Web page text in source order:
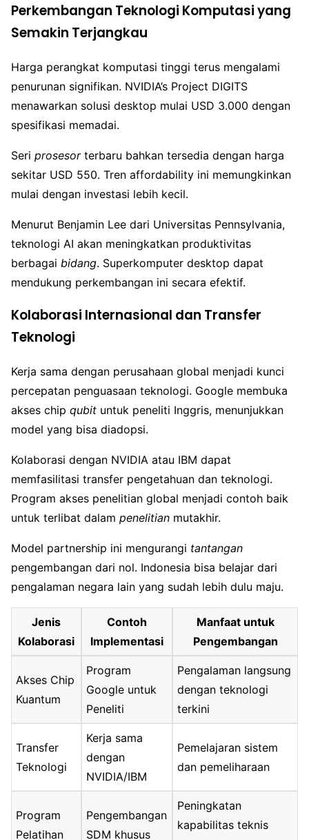
Perkembangan Teknologi Komputasi yang
Semakin Terjangkau
Harga perangkat komputasi tinggi terus mengalami
penurunan signifikan. NVIDIA’s Project DIGITS
menawarkan solusi desktop mulai USD 3.000 dengan
spesifikasi memadai.
Seri prosesorterbaru bahkan tersedia dengan harga
sekitar USD 550. Tren affordability ini memungkinkan
mulai dengan investasi lebih kecil.
Menurut Benjamin Lee dari Universitas Pennsylvania,
teknologi AI akan meningkatkan produktivitas
berbagai bidang. Superkomputer desktop dapat
mendukung perkembangan ini secara efektif.
Kolaborasi Internasional dan Transfer
Teknologi
Kerja sama dengan perusahaan global menjadi kunci
percepatan penguasaan teknologi. Google membuka
akses chip qubit untuk peneliti Inggris, menunjukkan
model yang bisa diadopsi.
Kolaborasi dengan NVIDIA atau IBM dapat
memfasilitasi transfer pengetahuan dan teknologi.
Program akses penelitian global menjadi contoh baik
untuk terlibat dalam penelitian mutakhir.
Model partnership ini mengurangi tantangan
pengembangan dari nol. Indonesia bisa belajar dari
pengalaman negara lain yang sudah lebih dulu maju.
Jenis
Kolaborasi
Contoh
Implementasi
Manfaat untuk
Pengembangan
Akses Chip
Kuantum
Program
Google untuk
Peneliti
Pengalaman langsung
dengan teknologi
terkini
Transfer
Teknologi
Kerja sama
dengan
NVIDIA/IBM
Pemelajaran sistem
dan pemeliharaan
Program
Pelatihan
Pengembangan
SDM khusus
Peningkatan
kapabilitas teknis